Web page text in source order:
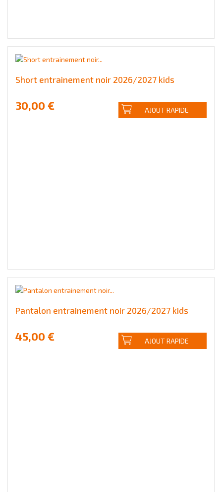
Short entrainement noir 2026/2027 kids
30,00 € AJOUT RAPIDE
Pantalon entrainement noir 2026/2027 kids
45,00 € AJOUT RAPIDE